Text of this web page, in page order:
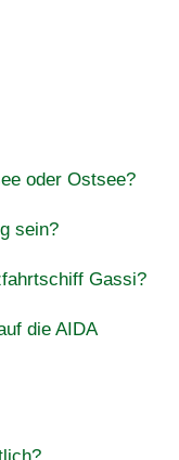
oder Ostsee?
sein?
Gassi?
die AIDA